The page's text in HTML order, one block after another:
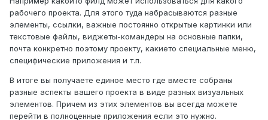
рабочего проекта. Для этого туда набрасываются разные
элементы, ссылки, важные постоянно открытые картинки или
текстовые файлы, виджеты-командеры на основные папки,
почта конкретно поэтому проекту, какието специальные меню,
специфические приложения и т.п.
В итоге вы получаете единое место где вместе собраны
разные аспекты вашего проекта в виде разных визуальных
элементов. Причем из этих элементов вы всегда можете
перейти в полноценные приложения если это нужно.